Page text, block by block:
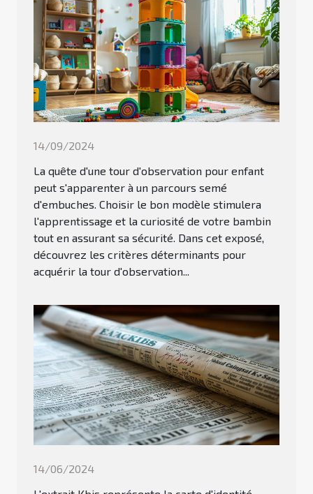
14/09/2024
La quête d'une tour d'observation pour enfant
peut s'apparenter à un parcours semé
d'embuches. Choisir le bon modèle stimulera
l'apprentissage et la curiosité de votre bambin
tout en assurant sa sécurité. Dans cet exposé,
découvrez les critères déterminants pour
acquérir la tour d'observation...
14/06/2024